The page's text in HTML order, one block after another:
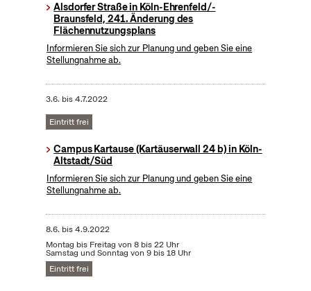
Alsdorfer Straße in Köln-Ehrenfeld/-
Braunsfeld, 241. Änderung des
Flächennutzungsplans
Informieren Sie sich zur Planung und geben Sie eine
Stellungnahme ab.
3.6. bis4.7.2022
Eintritt frei
Campus Kartause (Kartäuserwall 24 b) in Köln-
Altstadt/Süd
Informieren Sie sich zur Planung und geben Sie eine
Stellungnahme ab.
8.6. bis4.9.2022
Montag bis Freitag von 8 bis 22 Uhr
Samstag und Sonntag von 9 bis 18 Uhr
Eintritt frei